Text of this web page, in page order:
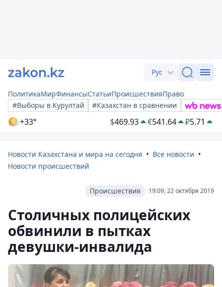
Рус
ПолитикаМирФинансыСтатьиПроисшествияПраво
#Выборы в Курултай
#Казахстан в сравнении
+33° $469.93 €541.64 ₽5.71
Новости Казахстана и мира на сегодня
Все новости
Новости происшествий
19:09, 22 октября 2019
Происшествия
Столичных полицейских
обвинили в пытках
девушки-инвалида